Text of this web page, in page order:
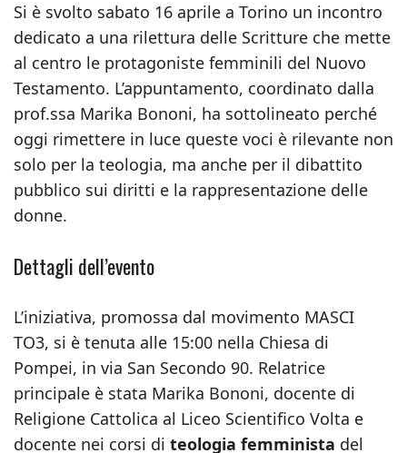
Si è svolto sabato 16 aprile a Torino un incontro
dedicato a una rilettura delle Scritture che mette
al centro le protagoniste femminili del Nuovo
Testamento. L’appuntamento, coordinato dalla
prof.ssa Marika Bononi, ha sottolineato perché
oggi rimettere in luce queste voci è rilevante non
solo per la teologia, ma anche per il dibattito
pubblico sui diritti e la rappresentazione delle
donne.
Dettagli dell’evento
L’iniziativa, promossa dal movimento MASCI
TO3, si è tenuta alle 15:00 nella Chiesa di
Pompei, in via San Secondo 90. Relatrice
principale è stata Marika Bononi, docente di
Religione Cattolica al Liceo Scientifico Volta e
docente nei corsi di teologia femminista del